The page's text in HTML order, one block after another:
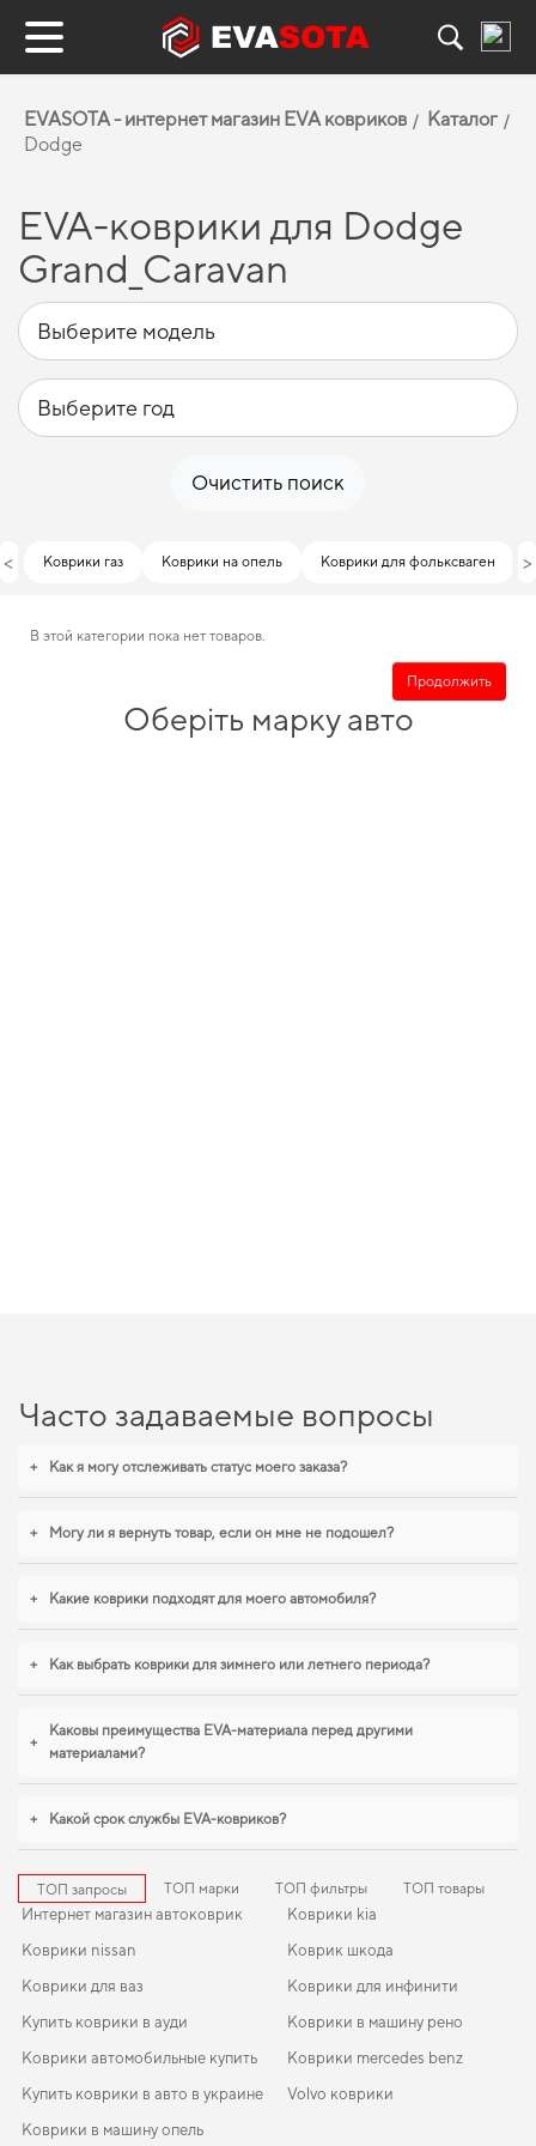
EVASOTA - интернет магазин EVA ковриков
Каталог
Dodge
EVA-коврики для Dodge
Grand_Caravan
Очистить поиск
< Коврики газ Коврики на опель Коврики для фольксваген >
В этой категории пока нет товаров.
Продолжить
Часто задаваемые вопросы
+ Как я могу отслеживать статус моего заказа?
+ Могу ли я вернуть товар, если он мне не подошел?
+ Какие коврики подходят для моего автомобиля?
+ Как выбрать коврики для зимнего или летнего периода?
+
Каковы преимущества EVA-материала перед другими
материалами?
+ Какой срок службы EVA-ковриков?
ТОП запросы ТОП марки ТОП фильтры ТОП товары
Интернет магазин автоковрик
Коврики nissan
Коврики для ваз
Купить коврики в ауди
Коврики автомобильные купить
Купить коврики в авто в украине
Коврики kia
Коврик шкода
Коврики для инфинити
Коврики в машину рено
Коврики mercedes benz
Volvo коврики
Коврики в машину опель